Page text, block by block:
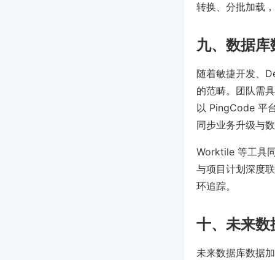
转换、分批加载
九、数据
随着敏捷开发、
的范畴。团队需
以 PingCode 平
同步业务升级与
Worktile 等工具
与项目计划深度
环追踪。
十、未来数
未来数据库数据